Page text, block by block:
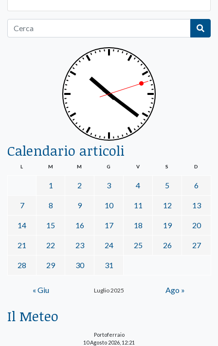
Calendario articoli
Luglio 2025
L M M G V S D
1 2 3 4 5 6
7 8 9 10 11 12 13
14 15 16 17 18 19 20
21 22 23 24 25 26 27
28 29 30 31
« Giu Ago »
Il Meteo
Portoferraio
10 Agosto 2026, 12:21